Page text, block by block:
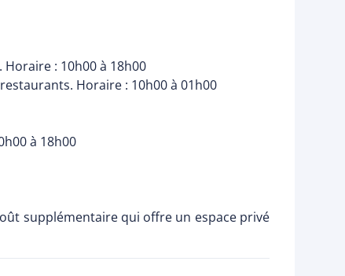
: 10h00 à 18h00
Horaire : 10h00 à 01h00
à 18h00
supplémentaire qui offre un espace privé